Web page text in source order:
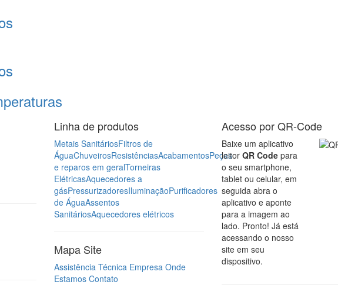
Linha de produtos
Metais SanitáriosFiltros de
ÁguaChuveirosResistênciasAcabamentosPeças
e reparos em geralTorneiras
ElétricasAquecedores a
gásPressurizadoresIluminaçãoPurificadores
de ÁguaAssentos
SanitáriosAquecedores elétricos
Mapa Site
Assistência Técnica Empresa Onde
Estamos Contato
Acesso por QR-Code
Baixe um aplicativo
leitor QR Code para
o seu smartphone,
tablet ou celular, em
seguida abra o
aplicativo e aponte
para a imagem ao
lado. Pronto! Já está
acessando o nosso
site em seu
dispositivo.